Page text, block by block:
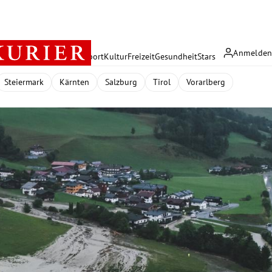
Anmelden
PolitikWirtschaft SportKulturFreizeitGesundheitStars
Steiermark Kärnten Salzburg Tirol Vorarlberg